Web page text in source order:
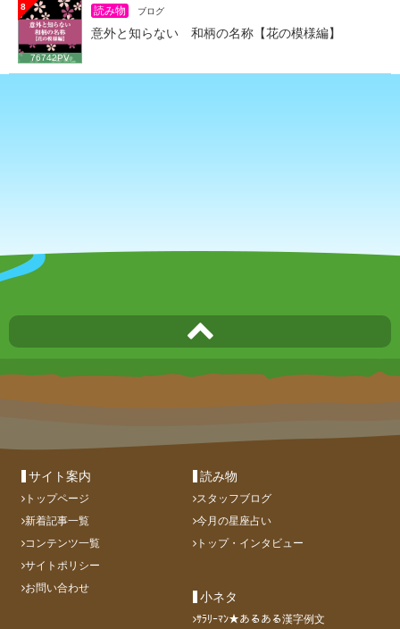
8
76742PV
読み物 ブログ
意外と知らない 和柄の名称【花の模様編】
サイト案内
トップページ
新着記事一覧
コンテンツ一覧
サイトポリシー
お問い合わせ
読み物
スタッフブログ
今月の星座占い
トップ・インタビュー
小ネタ
ｻﾗﾘｰﾏﾝ★あるある漢字例文